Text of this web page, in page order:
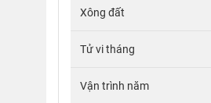
Xông đất
Tử vi tháng
Vận trình năm